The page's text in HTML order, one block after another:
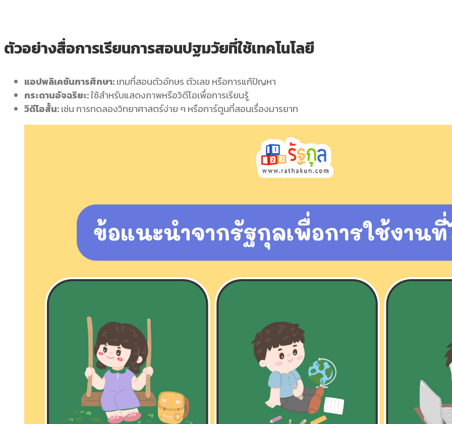
ตัวอย่างสื่อการเรียนการสอนปฐมวัยที่ใช้เทคโนโลยี
แอปพลิเคชันการศึกษา:เกมที่สอนตัวอักษร ตัวเลข หรือการแก้ปัญหา
กระดานอัจฉริยะ:ใช้สำหรับแสดงภาพหรือวิดีโอเพื่อการเรียนรู้
วิดีโอสั้น:เช่น การทดลองวิทยาศาสตร์ง่าย ๆ หรือการ์ตูนที่สอนเรื่องมารยาท